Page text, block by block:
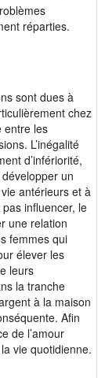
réparties.
sont dues à
chez
entre les
L’inégalité
d’infériorité,
un
antérieurs et à
influencer, le
une relation
femmes qui
élever les
leurs
la tranche
à la maison
Afin
de l’amour
vie quotidienne.